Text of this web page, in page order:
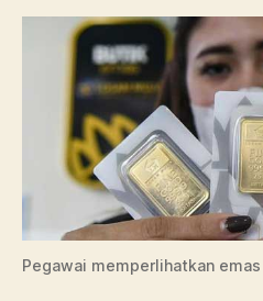
Pegawai memperlihatkan